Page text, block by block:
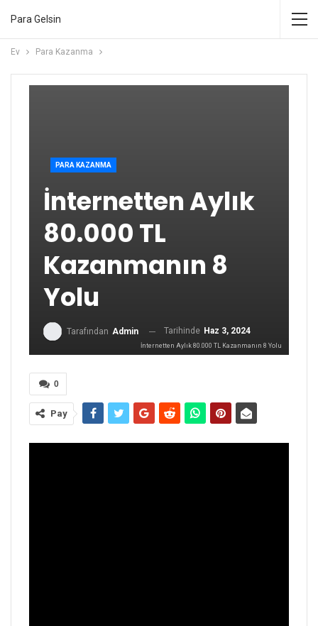
Para Gelsin
Ev Para Kazanma
PARA KAZANMA
İnternetten Aylık
80.000 TL
Kazanmanın 8
Yolu
Tarafından Admin Tarihinde Haz 3, 2024
İnternetten Aylık 80.000 TL Kazanmanın 8 Yolu
0
Pay